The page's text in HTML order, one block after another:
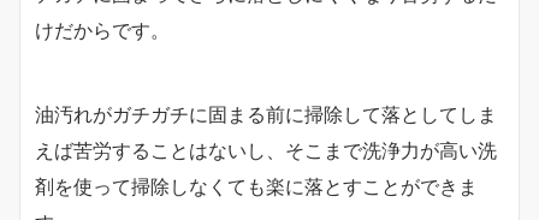
けだからです。
油汚れがガチガチに固まる前に掃除して落としてしま
えば苦労することはないし、そこまで洗浄力が高い洗
剤を使って掃除しなくても楽に落とすことができま